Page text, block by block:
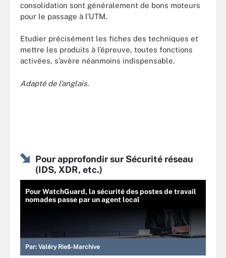
consolidation sont généralement de bons moteurs
pour le passage à l’UTM.
Etudier précisément les fiches des techniques et
mettre les produits à l’épreuve, toutes fonctions
activées, s’avère néanmoins indispensable.
Adapté de l’anglais.
Pour approfondir sur Sécurité réseau
(IDS, XDR, etc.)
Pour WatchGuard, la sécurité des postes de travail
nomades passe par un agent local
Par: Valéry Rieß-Marchive